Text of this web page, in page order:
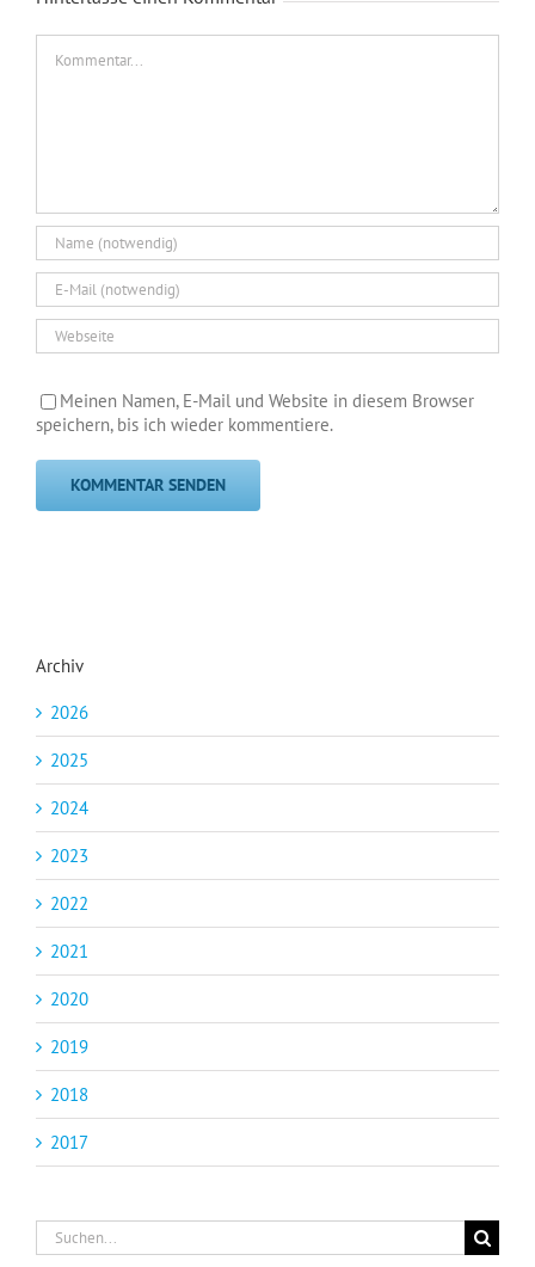
Meinen Namen, E-Mail und Website in diesem Browser
speichern, bis ich wieder kommentiere.
Archiv
2026
2025
2024
2023
2022
2021
2020
2019
2018
2017
Suche
nach: